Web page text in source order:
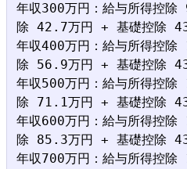
年収300万円：給与所得控
除 42.7万円 + 基礎控除
年収400万円：給与所得控
除 56.9万円 + 基礎控除
年収500万円：給与所得控
除 71.1万円 + 基礎控除
年収600万円：給与所得控
除 85.3万円 + 基礎控除
年収700万円：給与所得控